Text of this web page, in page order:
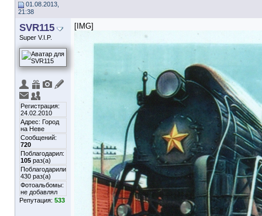
01.08.2013,
21:38
SVR115
Super V.I.P.
Регистрация:
24.02.2010
Адрес: Город
на Неве
Сообщений:
720
Поблагодарил:
105 раз(а)
Поблагодарили
430 раз(а)
Фотоальбомы:
не добавлял
Репутация: 533
[IMG]